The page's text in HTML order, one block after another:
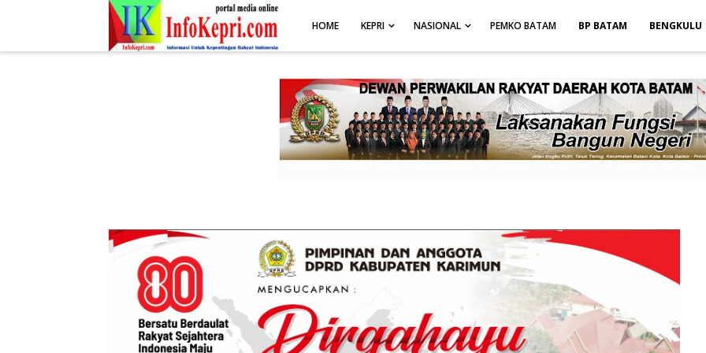
.post-body img { display: block; margin: 0 auto; max-width: 100%; height: auto; }
HOME KEPRI NASIONAL PEMKO BATAM BP BATAM BENGKULU